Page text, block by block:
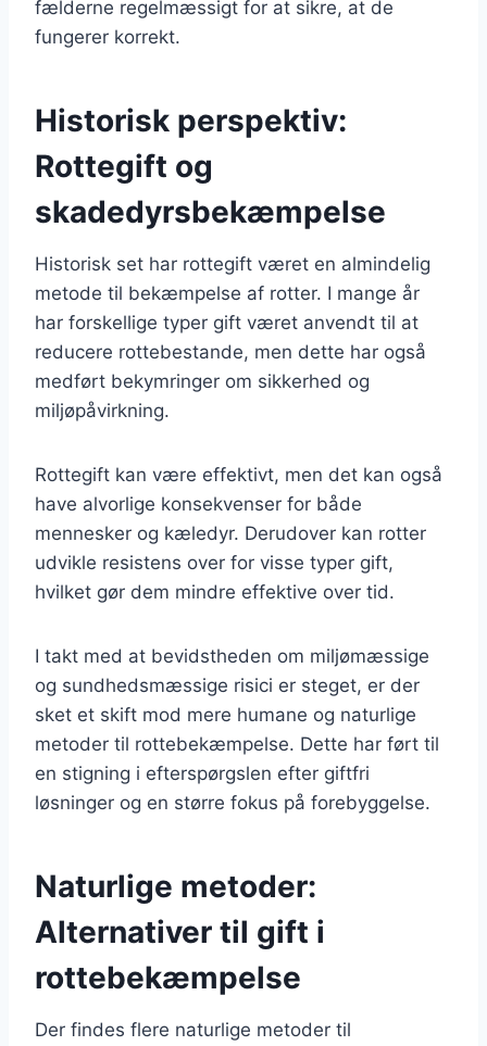
fælderne regelmæssigt for at sikre, at de
fungerer korrekt.
Historisk perspektiv:
Rottegift og
skadedyrsbekæmpelse
Historisk set har rottegift været en almindelig
metode til bekæmpelse af rotter. I mange år
har forskellige typer gift været anvendt til at
reducere rottebestande, men dette har også
medført bekymringer om sikkerhed og
miljøpåvirkning.
Rottegift kan være effektivt, men det kan også
have alvorlige konsekvenser for både
mennesker og kæledyr. Derudover kan rotter
udvikle resistens over for visse typer gift,
hvilket gør dem mindre effektive over tid.
I takt med at bevidstheden om miljømæssige
og sundhedsmæssige risici er steget, er der
sket et skift mod mere humane og naturlige
metoder til rottebekæmpelse. Dette har ført til
en stigning i efterspørgslen efter giftfri
løsninger og en større fokus på forebyggelse.
Naturlige metoder:
Alternativer til gift i
rottebekæmpelse
Der findes flere naturlige metoder til